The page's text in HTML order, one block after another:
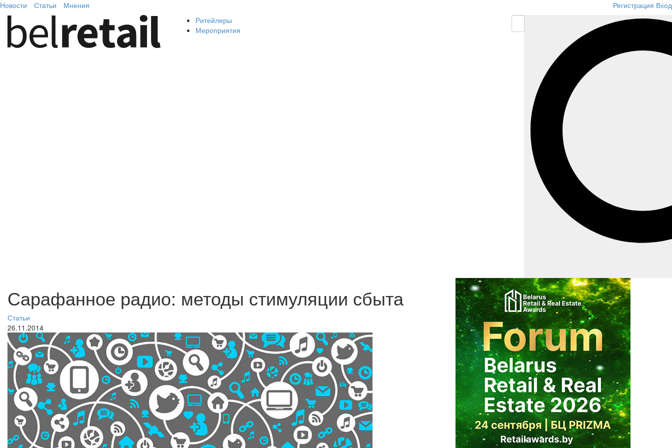
Новости Статьи Мнения Регистрация Вход
Ритейлеры
Мероприятия
Сарафанное радио: методы стимуляции сбыта
Статьи
26.11.2014